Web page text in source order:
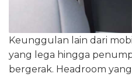
Keunggulan lain dari
yang lega hingga
bergerak. Headroom